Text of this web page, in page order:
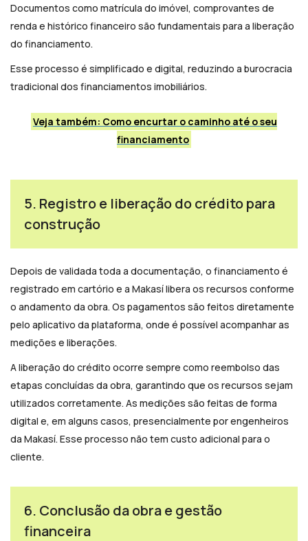
Documentos como matrícula do imóvel, comprovantes de
renda e histórico financeiro são fundamentais para a liberação
do financiamento.
Esse processo é simplificado e digital, reduzindo a burocracia
tradicional dos financiamentos imobiliários.
Veja também: Como encurtar o caminho até o seu
financiamento
5. Registro e liberação do crédito para
construção
Depois de validada toda a documentação, o financiamento é
registrado em cartório e a Makasí libera os recursos conforme
o andamento da obra. Os pagamentos são feitos diretamente
pelo aplicativo da plataforma, onde é possível acompanhar as
medições e liberações.
A liberação do crédito ocorre sempre como reembolso das
etapas concluídas da obra, garantindo que os recursos sejam
utilizados corretamente. As medições são feitas de forma
digital e, em alguns casos, presencialmente por engenheiros
da Makasí. Esse processo não tem custo adicional para o
cliente.
6. Conclusão da obra e gestão
financeira